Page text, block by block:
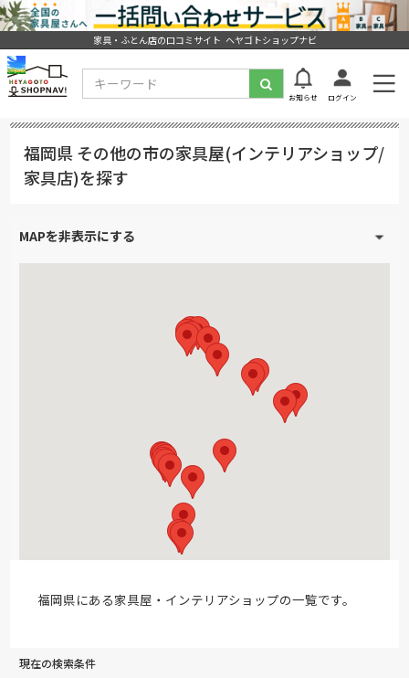
家具・ふとん店の口コミサイト ヘヤゴトショップナビ
お知らせ ログイン
福岡県 その他の市の家具屋(インテリアショップ/
家具店)を探す
福岡県にある家具屋・インテリアショップの一覧です。
現在の検索条件